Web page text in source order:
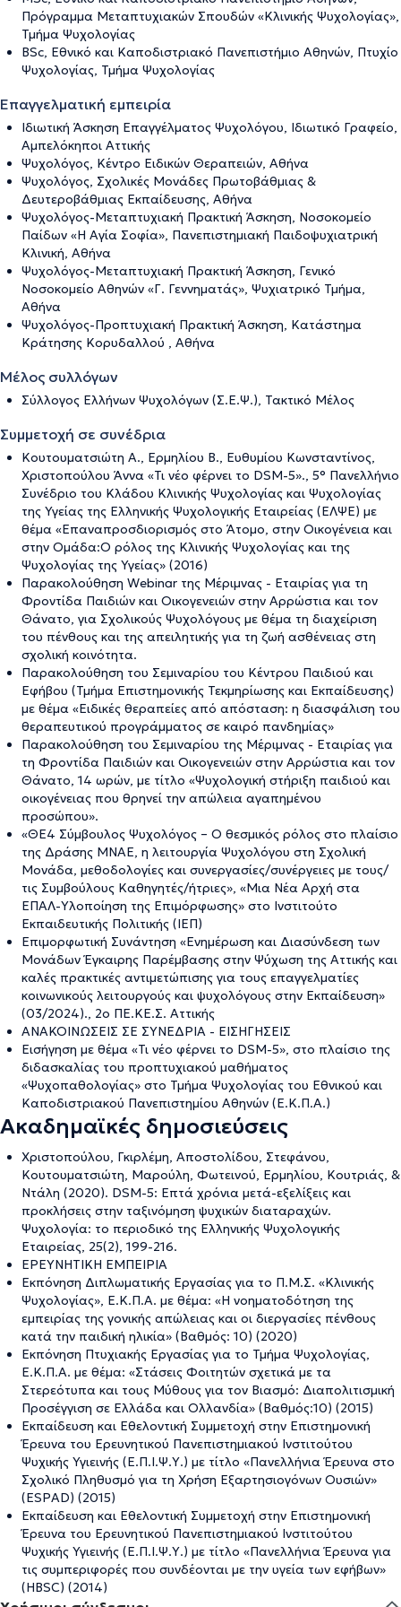
Πρόγραμμα Μεταπτυχιακών Σπουδών «Κλινικής Ψυχολογίας»,
Τμήμα Ψυχολογίας
BSc, Εθνικό και Καποδιστριακό Πανεπιστήμιο Αθηνών, Πτυχίο
Ψυχολογίας, Τμήμα Ψυχολογίας
Επαγγελματική εμπειρία
Ιδιωτική Άσκηση Επαγγέλματος Ψυχολόγου, Ιδιωτικό Γραφείο,
Αμπελόκηποι Αττικής
Ψυχολόγος, Κέντρο Ειδικών Θεραπειών, Αθήνα
Ψυχολόγος, Σχολικές Μονάδες Πρωτοβάθμιας &
Δευτεροβάθμιας Εκπαίδευσης, Αθήνα
Ψυχολόγος-Μεταπτυχιακή Πρακτική Άσκηση, Νοσοκομείο
Παίδων «Η Αγία Σοφία», Πανεπιστημιακή Παιδοψυχιατρική
Κλινική, Αθήνα
Ψυχολόγος-Μεταπτυχιακή Πρακτική Άσκηση, Γενικό
Νοσοκομείο Αθηνών «Γ. Γεννηματάς», Ψυχιατρικό Τμήμα,
Αθήνα
Ψυχολόγος-Προπτυχιακή Πρακτική Άσκηση, Κατάστημα
Κράτησης Κορυδαλλού , Αθήνα
Μέλος συλλόγων
Σύλλογος Ελλήνων Ψυχολόγων (Σ.Ε.Ψ.), Τακτικό Μέλος
Συμμετοχή σε συνέδρια
Κουτουματσιώτη Α., Ερμηλίου Β., Ευθυμίου Κωνσταντίνος,
Χριστοπούλου Άννα «Τι νέο φέρνει το DSM-5»., 5° Πανελλήνιο
Συνέδριο του Κλάδου Κλινικής Ψυχολογίας και Ψυχολογίας
της Υγείας της Ελληνικής Ψυχολογικής Εταιρείας (ΕΛΨΕ) με
θέμα «Επαναπροσδιορισμός στο Άτομο, στην Οικογένεια και
στην Ομάδα:Ο ρόλος της Κλινικής Ψυχολογίας και της
Ψυχολογίας της Υγείας» (2016)
Παρακολούθηση Webinar της Μέριμνας - Εταιρίας για τη
Φροντίδα Παιδιών και Οικογενειών στην Αρρώστια και τον
Θάνατο, για Σχολικούς Ψυχολόγους με θέμα τη διαχείριση
του πένθους και της απειλητικής για τη ζωή ασθένειας στη
σχολική κοινότητα.
Παρακολούθηση του Σεμιναρίου του Κέντρου Παιδιού και
Εφήβου (Τμήμα Επιστημονικής Τεκμηρίωσης και Εκπαίδευσης)
με θέμα «Ειδικές θεραπείες από απόσταση: η διασφάλιση του
θεραπευτικού προγράμματος σε καιρό πανδημίας»
Παρακολούθηση του Σεμιναρίου της Μέριμνας - Εταιρίας για
τη Φροντίδα Παιδιών και Οικογενειών στην Αρρώστια και τον
Θάνατο, 14 ωρών, με τίτλο «Ψυχολογική στήριξη παιδιού και
οικογένειας που θρηνεί την απώλεια αγαπημένου
προσώπου».
«ΘΕ4 Σύμβουλος Ψυχολόγος – Ο θεσμικός ρόλος στο πλαίσιο
της Δράσης ΜΝΑΕ, η λειτουργία Ψυχολόγου στη Σχολική
Μονάδα, μεθοδολογίες και συνεργασίες/συνέργειες με τους/
τις Συμβούλους Καθηγητές/ήτριες», «Μια Νέα Αρχή στα
ΕΠΑΛ-Υλοποίηση της Επιμόρφωσης» στο Ινστιτούτο
Εκπαιδευτικής Πολιτικής (ΙΕΠ)
Επιμορφωτική Συνάντηση «Ενημέρωση και Διασύνδεση των
Μονάδων Έγκαιρης Παρέμβασης στην Ψύχωση της Αττικής και
καλές πρακτικές αντιμετώπισης για τους επαγγελματίες
κοινωνικούς λειτουργούς και ψυχολόγους στην Εκπαίδευση»
(03/2024)., 2ο ΠΕ.ΚΕ.Σ. Αττικής
ΑΝΑΚΟΙΝΩΣΕΙΣ ΣΕ ΣΥΝΕΔΡΙΑ - ΕΙΣΗΓΗΣΕΙΣ
Εισήγηση με θέμα «Τι νέο φέρνει το DSM-5», στο πλαίσιο της
διδασκαλίας του προπτυχιακού μαθήματος
«Ψυχοπαθολογίας» στο Τμήμα Ψυχολογίας του Εθνικού και
Καποδιστριακού Πανεπιστημίου Αθηνών (Ε.Κ.Π.Α.)
Ακαδημαϊκές δημοσιεύσεις
Χριστοπούλου, Γκιρλέμη, Αποστολίδου, Στεφάνου,
Κουτουματσιώτη, Μαρούλη, Φωτεινού, Ερμηλίου, Κουτριάς, &
Ντάλη (2020). DSM-5: Επτά χρόνια μετά-εξελίξεις και
προκλήσεις στην ταξινόμηση ψυχικών διαταραχών.
Ψυχολογία: το περιοδικό της Ελληνικής Ψυχολογικής
Εταιρείας, 25(2), 199-216.
ΕΡΕΥΝΗΤΙΚΗ ΕΜΠΕΙΡΙΑ
Εκπόνηση Διπλωματικής Εργασίας για το Π.Μ.Σ. «Κλινικής
Ψυχολογίας», Ε.Κ.Π.Α. με θέμα: «Η νοηματοδότηση της
εμπειρίας της γονικής απώλειας και οι διεργασίες πένθους
κατά την παιδική ηλικία» (Βαθμός: 10) (2020)
Εκπόνηση Πτυχιακής Εργασίας για το Τμήμα Ψυχολογίας,
Ε.Κ.Π.Α. με θέμα: «Στάσεις Φοιτητών σχετικά με τα
Στερεότυπα και τους Μύθους για τον Βιασμό: Διαπολιτισμική
Προσέγγιση σε Ελλάδα και Ολλανδία» (Βαθμός:10) (2015)
Εκπαίδευση και Εθελοντική Συμμετοχή στην Επιστημονική
Έρευνα του Ερευνητικού Πανεπιστημιακού Ινστιτούτου
Ψυχικής Υγιεινής (Ε.Π.Ι.Ψ.Υ.) με τίτλο «Πανελλήνια Έρευνα στο
Σχολικό Πληθυσμό για τη Χρήση Εξαρτησιογόνων Ουσιών»
(ESPAD) (2015)
Εκπαίδευση και Εθελοντική Συμμετοχή στην Επιστημονική
Έρευνα του Ερευνητικού Πανεπιστημιακού Ινστιτούτου
Ψυχικής Υγιεινής (Ε.Π.Ι.Ψ.Υ.) με τίτλο «Πανελλήνια Έρευνα για
τις συμπεριφορές που συνδέονται με την υγεία των εφήβων»
(HBSC) (2014)